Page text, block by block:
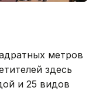
метров
здесь
и 25 видов